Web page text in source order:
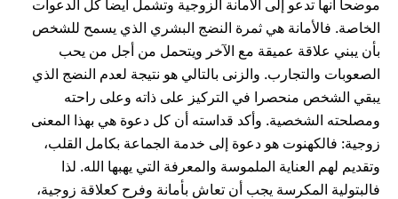
موضحا أنها تدعو إلى الأمانة الزوجية وتشمل أيضا كل الدعوات
الخاصة. فالأمانة هي ثمرة النضج البشري الذي يسمح للشخص
بأن يبني علاقة عميقة مع الآخر ويتحمل من أجل من يحب
الصعوبات والتجارب. والزنى بالتالي هو نتيجة لعدم النضج الذي
يبقي الشخص منحصرا في التركيز على ذاته وعلى راحته
ومصلحته الشخصية. وأكد قداسته أن كل دعوة هي بهذا المعنى
زوجية: فالكهنوت هو دعوة إلى خدمة الجماعة بكامل القلب،
وتقديم لهم العناية الملموسة والمعرفة التي يهبها الله. لذا
فالبتولية المكرسة يجب أن تعاش بأمانة وفرح كعلاقة زوجية،